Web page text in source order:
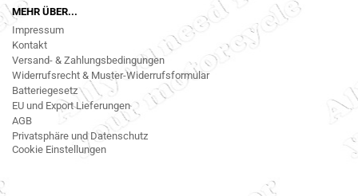
MEHR ÜBER...
Impressum
Kontakt
Versand- & Zahlungsbedingungen
Widerrufsrecht & Muster-Widerrufsformular
Batteriegesetz
EU und Export Lieferungen
AGB
Privatsphäre und Datenschutz
Cookie Einstellungen